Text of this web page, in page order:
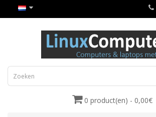
0 product(en) - 0,00€